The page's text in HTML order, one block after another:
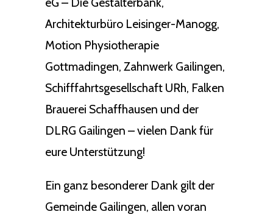
Architekturbüro Leisinger-Manogg,
Motion Physiotherapie
Gottmadingen, Zahnwerk Gailingen,
Schifffahrtsgesellschaft URh, Falken
Brauerei Schaffhausen und der
DLRG Gailingen – vielen Dank für
eure Unterstützung!
Ein ganz besonderer Dank gilt der
Gemeinde Gailingen, allen voran